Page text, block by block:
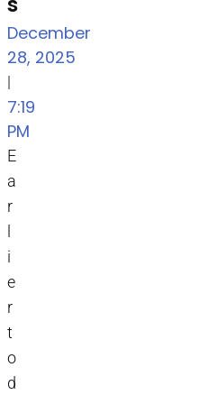
December
28, 2025
|
7:19
PM
E
a
r
l
i
e
r
t
o
d